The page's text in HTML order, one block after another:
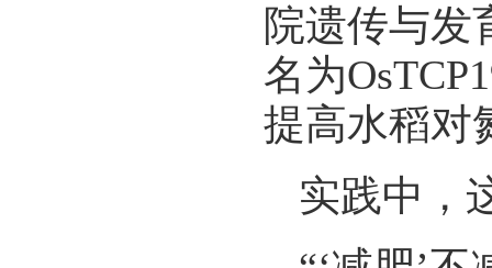
院遗传与发
名为
提高水稻对
实践中，